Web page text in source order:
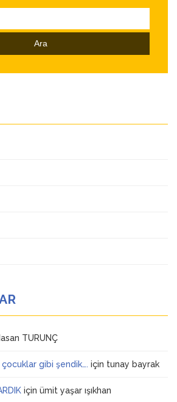
TURUNÇ
çocuklar gibi şendik…. için tunay bayrak
için ümit yaşar ışıkhan